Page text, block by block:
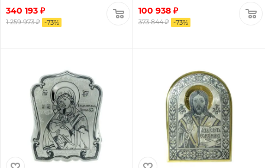
340 193 ₽
1 259 973 ₽ -73%
100 938 ₽
373 844 ₽ -73%